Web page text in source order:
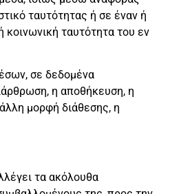
ταυτότητας ή σε έναν ή
κοινωνική ταυτότητα του εν
σε δεδομένα
η αποθήκευση, η
μορφή διάθεσης, η
τα ακόλουθα